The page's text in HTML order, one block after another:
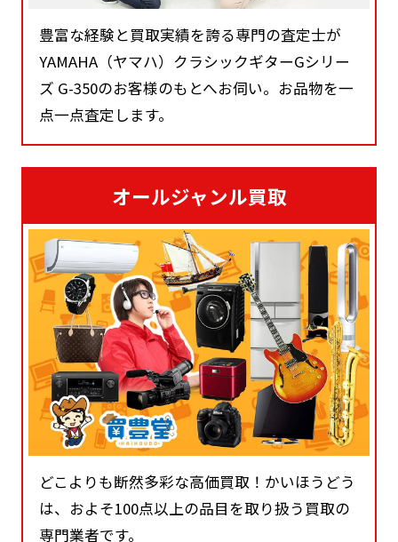
豊富な経験と買取実績を誇る専門の査定士が
YAMAHA（ヤマハ）クラシックギターGシリー
ズ G-350のお客様のもとへお伺い。お品物を一
点一点査定します。
オールジャンル買取
どこよりも断然多彩な高価買取！かいほうどう
は、およそ100点以上の品目を取り扱う買取の
専門業者です。